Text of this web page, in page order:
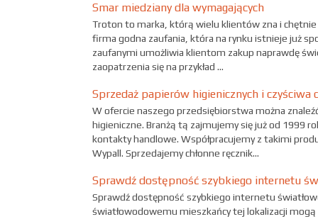
Smar miedziany dla wymagających
Troton to marka, którą wielu klientów zna i chętnie
firma godna zaufania, która na rynku istnieje już
zaufanymi umożliwia klientom zakup naprawdę
zaopatrzenia się na przykład ...
Sprzedaż papierów higienicznych i
W ofercie naszego przedsiębiorstwa można
higieniczne. Branżą tą zajmujemy się już od 1999
kontakty handlowe. Współpracujemy z takimi
Wypall. Sprzedajemy chłonne ręcznik...
Sprawdź dostępność szybkiego internetu
Sprawdź dostępność szybkiego internetu
światłowodowemu mieszkańcy tej lokalizacji